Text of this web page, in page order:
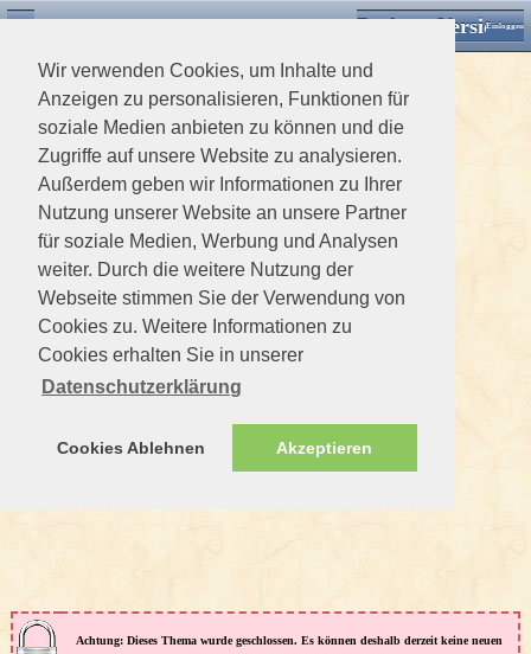
Wir verwenden Cookies, um Inhalte und
Anzeigen zu personalisieren, Funktionen für
soziale Medien anbieten zu können und die
Zugriffe auf unsere Website zu analysieren.
Außerdem geben wir Informationen zu Ihrer
Nutzung unserer Website an unsere Partner
für soziale Medien, Werbung und Analysen
weiter. Durch die weitere Nutzung der
Webseite stimmen Sie der Verwendung von
Cookies zu. Weitere Informationen zu
Cookies erhalten Sie in unserer
Datenschutzerklärung
Cookies Ablehnen Akzeptieren
Desktop VersionEinloggen
Achtung: Dieses Thema wurde geschlossen. Es können deshalb derzeit keine neuen